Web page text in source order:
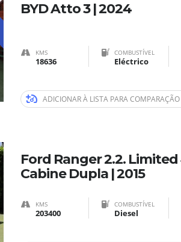
BYD Atto 3 | 2024
KMS
18636
COMBUSTÍVEL
Eléctrico
ADICIONAR À LISTA PARA COMPARAÇÃO
Ford Ranger 2.2.
Cabine Dupla | 2015
KMS
203400
COMBUSTÍVEL
Diesel